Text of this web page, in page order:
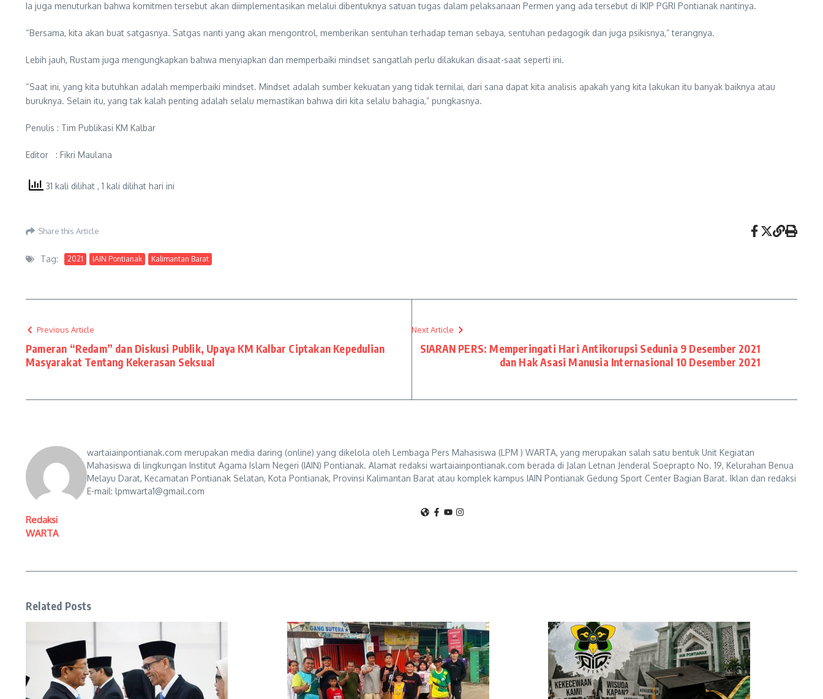
Ia juga menuturkan bahwa komitmen tersebut akan diimplementasikan melalui dibentuknya satuan tugas dalam pelaksanaan Permen yang ada tersebut di IKIP PGRI Pontianak nantinya.
“Bersama, kita akan buat satgasnya. Satgas nanti yang akan mengontrol, memberikan sentuhan terhadap teman sebaya, sentuhan pedagogik dan juga psikisnya,” terangnya.
Lebih jauh, Rustam juga mengungkapkan bahwa menyiapkan dan memperbaiki mindset sangatlah perlu dilakukan disaat-saat seperti ini.
“Saat ini, yang kita butuhkan adalah memperbaiki mindset. Mindset adalah sumber kekuatan yang tidak ternilai, dari sana dapat kita analisis apakah yang kita lakukan itu banyak baiknya atau
buruknya. Selain itu, yang tak kalah penting adalah selalu memastikan bahwa diri kita selalu bahagia,” pungkasnya.
Penulis : Tim Publikasi KM Kalbar
Editor : Fikri Maulana
31 kali dilihat , 1 kali dilihat hari ini
Share this Article
Tag: 2021 IAIN Pontianak Kalimantan Barat
Previous Article
Pameran “Redam” dan Diskusi Publik, Upaya KM Kalbar Ciptakan Kepedulian
Masyarakat Tentang Kekerasan Seksual
Next Article
SIARAN PERS: Memperingati Hari Antikorupsi Sedunia 9 Desember 2021
dan Hak Asasi Manusia Internasional 10 Desember 2021
Redaksi
WARTA
wartaiainpontianak.com merupakan media daring (online) yang dikelola oleh Lembaga Pers Mahasiswa (LPM ) WARTA, yang merupakan salah satu bentuk Unit Kegiatan
Mahasiswa di lingkungan Institut Agama Islam Negeri (IAIN) Pontianak. Alamat redaksi wartaiainpontianak.com berada di Jalan Letnan Jenderal Soeprapto No. 19, Kelurahan Benua
Melayu Darat, Kecamatan Pontianak Selatan, Kota Pontianak, Provinsi Kalimantan Barat atau komplek kampus IAIN Pontianak Gedung Sport Center Bagian Barat. Iklan dan redaksi
E-mail: lpmwarta1@gmail.com
Related Posts